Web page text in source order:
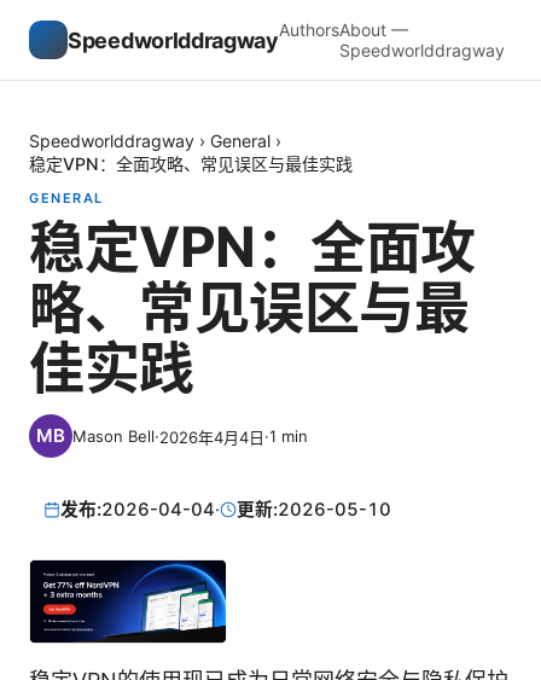
SpeedworlddragwayAuthorsAbout —
Speedworlddragway
Speedworlddragway › General ›
稳定VPN：全面攻略、常见误区与最佳实践
GENERAL
稳定VPN：全面攻
略、常见误区与最
佳实践
Mason Bell·2026年4月4日·1 min
发布:2026-04-04· 更新:2026-05-10